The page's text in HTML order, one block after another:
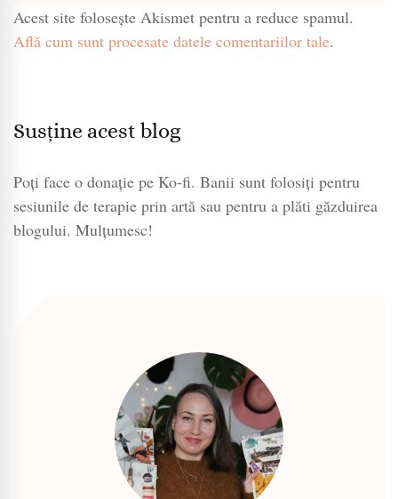
Acest site folosește Akismet pentru a reduce spamul.
Află cum sunt procesate datele comentariilor tale.
Susține acest blog
Poți face o donație pe Ko-fi. Banii sunt folosiți pentru
sesiunile de terapie prin artă sau pentru a plăti găzduirea
blogului. Mulțumesc!